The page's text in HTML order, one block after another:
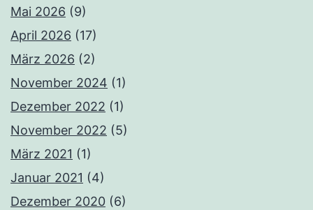
Mai 2026 (9)
April 2026 (17)
März 2026 (2)
November 2024 (1)
Dezember 2022 (1)
November 2022 (5)
März 2021 (1)
Januar 2021 (4)
Dezember 2020 (6)